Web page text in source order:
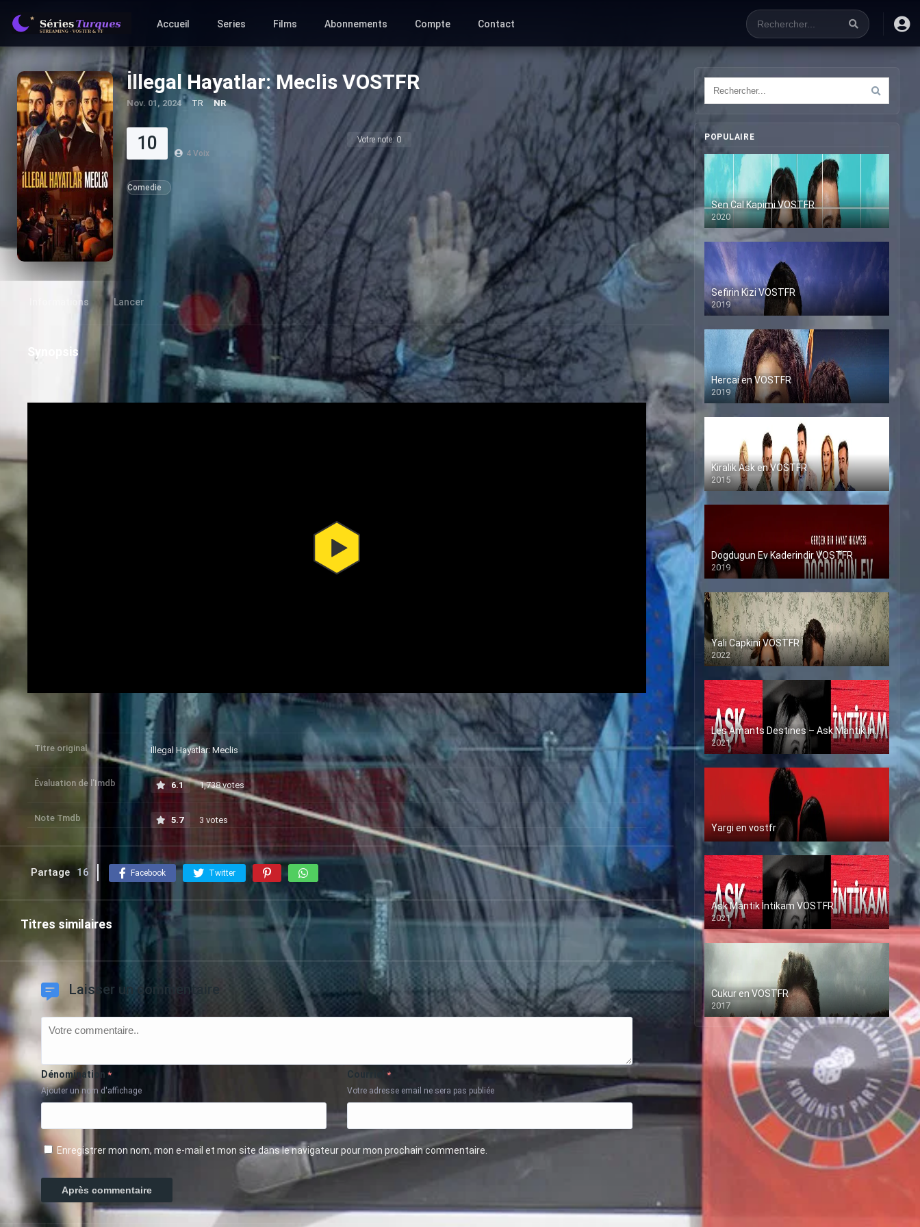
Accueil Series Films Abonnements Compte Contact
İllegal Hayatlar: Meclis VOSTFR
Nov. 01, 2024 TR NR
Votre note: 0
10 4 Voix
Comedie
Informations Lancer
Synopsis
Titre original İllegal Hayatlar: Meclis
Évaluation de l'Imdb 6.1 1,738 votes
Note Tmdb 5.7 3 votes
Partage 16 Facebook Twitter
Titres similaires
Laisser un commentaire
Dénomination *
Ajouter un nom d'affichage
Courriel *
Votre adresse email ne sera pas publiée
Enregistrer mon nom, mon e-mail et mon site dans le navigateur pour mon prochain commentaire.
POPULAIRE
Sen Cal Kapimi VOSTFR
2020
Sefirin Kizi VOSTFR
2019
Hercai en VOSTFR
2019
Kiralik Ask en VOSTFR
2015
Dogdugun Ev Kaderindir VOSTFR
2019
Yali Capkini VOSTFR
2022
Les Amants Destines – Ask Mantik İntikam en VF (Voix Francaise)
2021
Yargi en vostfr
Ask Mantik İntikam VOSTFR
2021
Cukur en VOSTFR
2017